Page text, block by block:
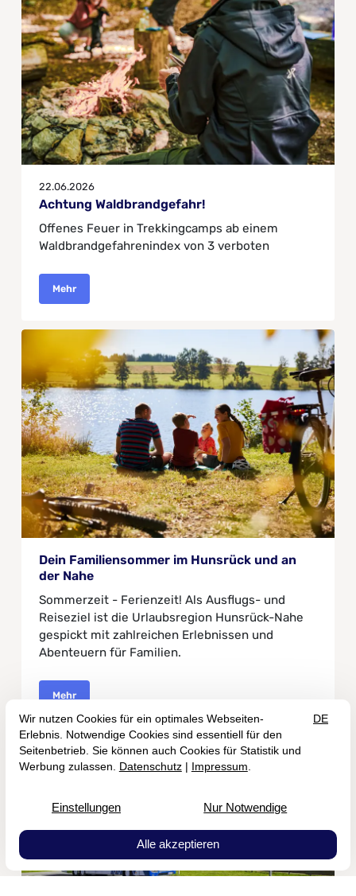
22.06.2026
Achtung Waldbrandgefahr!
Offenes Feuer in Trekkingcamps ab einem
Waldbrandgefahrenindex von 3 verboten
Mehr
Dein Familiensommer im Hunsrück und an
der Nahe
Sommerzeit - Ferienzeit! Als Ausflugs- und
Reiseziel ist die Urlaubsregion Hunsrück-Nahe
gespickt mit zahlreichen Erlebnissen und
Abenteuern für Familien.
Mehr